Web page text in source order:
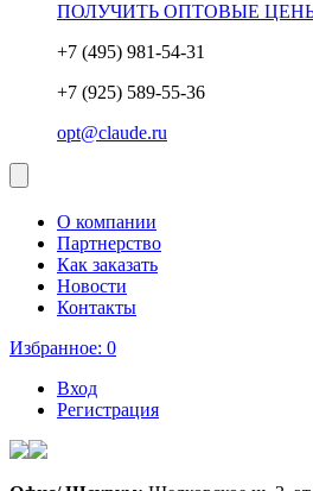
ПОЛУЧИТЬ ОПТОВЫЕ
+7 (495) 981-54-31
+7 (925) 589-55-36
opt@claude.ru
О компании
Партнерство
Как заказать
Новости
Контакты
Избранное: 0
Вход
Регистрация